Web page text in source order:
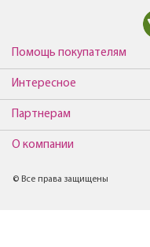
Помощь покупателям
Интересное
Партнерам
О компании
© Все права защищены